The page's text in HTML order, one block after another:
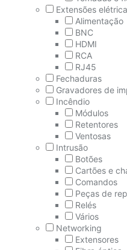
Extensões
Alimentação
BNC
HDMI
RCA
RJ45
Fechaduras
Gravadores de
Incêndio
Módulos
Retentores
Ventosas
Intrusão
Botões
Cartões e
Comandos
Peças de
Relés
Vários
Networking
Extensores